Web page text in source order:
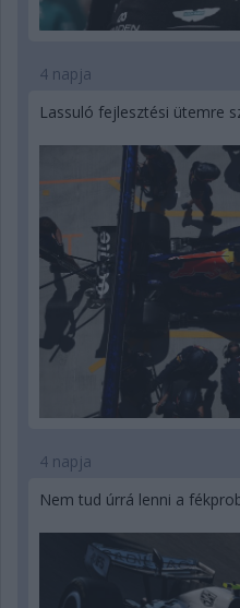
4 napja
Lassuló fejlesztési ütemre
4 napja
Nem tud úrrá lenni a